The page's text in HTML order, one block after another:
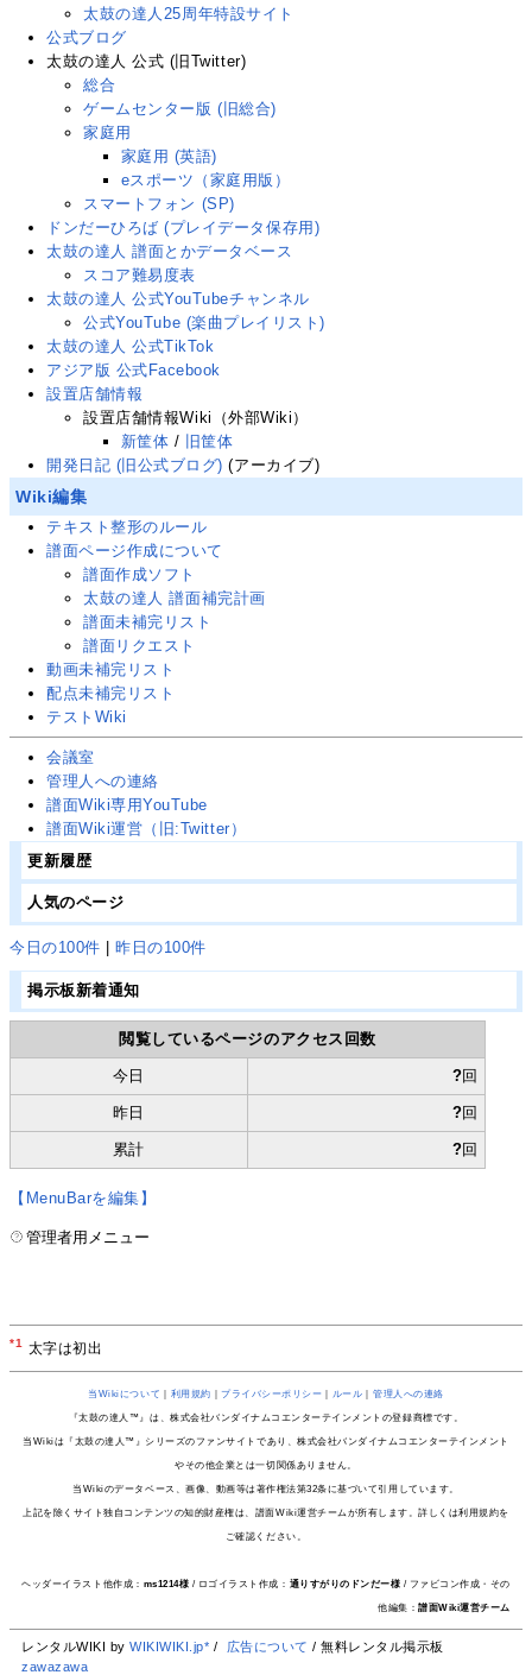
太鼓の達人25周年特設サイト
公式ブログ
太鼓の達人 公式 (旧Twitter)
総合
ゲームセンター版 (旧総合)
家庭用
家庭用 (英語)
eスポーツ（家庭用版）
スマートフォン (SP)
ドンだーひろば (プレイデータ保存用)
太鼓の達人 譜面とかデータベース
スコア難易度表
太鼓の達人 公式YouTubeチャンネル
公式YouTube (楽曲プレイリスト)
太鼓の達人 公式TikTok
アジア版 公式Facebook
設置店舗情報
設置店舗情報Wiki（外部Wiki）
新筐体 /
旧筐体
開発日記 (旧公式ブログ) (アーカイブ)
Wiki編集
テキスト整形のルール
譜面ページ作成について
譜面作成ソフト
太鼓の達人 譜面補完計画
譜面未補完リスト
譜面リクエスト
動画未補完リスト
配点未補完リスト
テストWiki
会議室
管理人への連絡
譜面Wiki専用YouTube
譜面Wiki運営 （旧:Twitter）
更新履歴
人気のページ
今日の100件 |昨日の100件
掲示板新着通知
閲覧しているページのアクセス回数
今日 ?回
昨日 ?回
累計 ?回
【MenuBarを編集】
管理者用メニュー
*1 太字は初出
当Wikiについて ｜ 利用規約 ｜プライバシーポリシー ｜ ルール ｜管理人への連絡
『太鼓の達人™』は、株式会社バンダイナムコエンターテインメントの登録商標です。
当Wikiは『太鼓の達人™』シリーズのファンサイトであり、株式会社バンダイナムコエンターテインメント
やその他企業とは一切関係ありません。
当Wikiのデータベース、画像、動画等は著作権法第32条に基づいて引用しています。
上記を除くサイト独自コンテンツの知的財産権は、譜面Wiki運営チームが所有します。詳しくは利用規約を
ご確認ください。
ヘッダーイラスト他作成： ms1214様 / ロゴイラスト作成： 通りすがりのドンだー様 / ファビコン作成・その
他編集：譜面Wiki運営チーム
レンタルWIKI byWIKIWIKI.jp* / 広告について / 無料レンタル掲示板
zawazawa